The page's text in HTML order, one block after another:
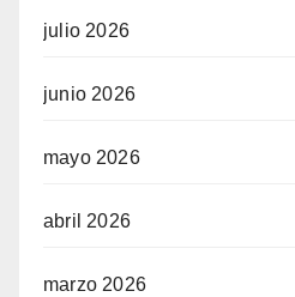
julio 2026
junio 2026
mayo 2026
abril 2026
marzo 2026